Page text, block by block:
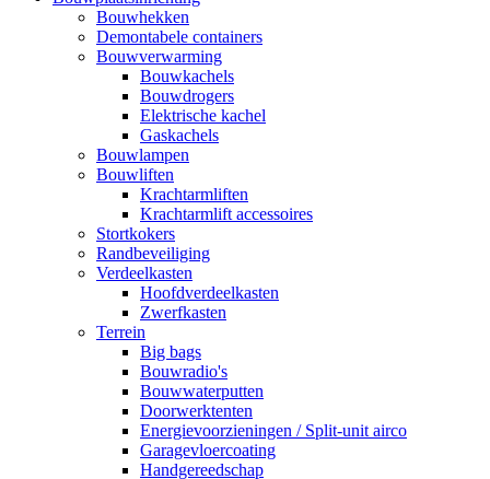
Bouwhekken
Demontabele containers
Bouwverwarming
Bouwkachels
Bouwdrogers
Elektrische kachel
Gaskachels
Bouwlampen
Bouwliften
Krachtarmliften
Krachtarmlift accessoires
Stortkokers
Randbeveiliging
Verdeelkasten
Hoofdverdeelkasten
Zwerfkasten
Terrein
Big bags
Bouwradio's
Bouwwaterputten
Doorwerktenten
Energievoorzieningen / Split-unit airco
Garagevloercoating
Handgereedschap